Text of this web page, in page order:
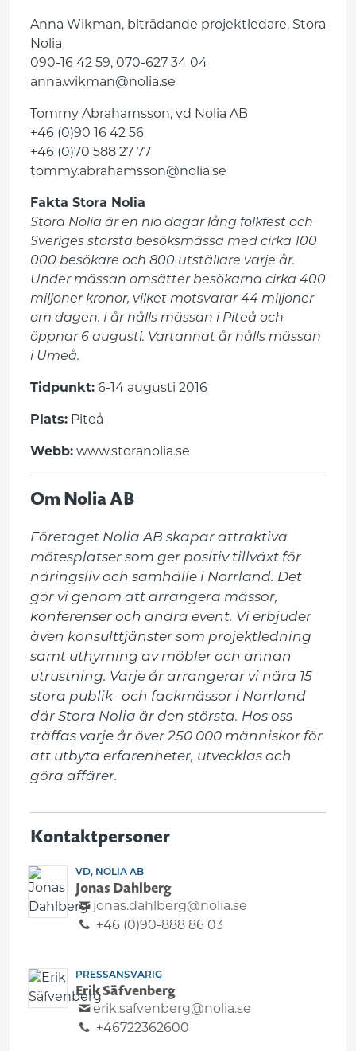
Anna Wikman, biträdande projektledare, Stora
Nolia
090-16 42 59, 070-627 34 04
anna.wikman@nolia.se
Tommy Abrahamsson, vd Nolia AB
+46 (0)90 16 42 56
+46 (0)70 588 27 77
tommy.abrahamsson@nolia.se
Fakta Stora Nolia
Stora Nolia är en nio dagar lång folkfest och
Sveriges största besöksmässa med cirka 100
000 besökare och 800 utställare varje år.
Under mässan omsätter besökarna cirka 400
miljoner kronor, vilket motsvarar 44 miljoner
om dagen. I år hålls mässan i Piteå och
öppnar 6 augusti. Vartannat år hålls mässan
i Umeå.
Tidpunkt: 6-14 augusti 2016
Plats: Piteå
Webb: www.storanolia.se
Om Nolia AB
Företaget Nolia AB skapar attraktiva
mötesplatser som ger positiv tillväxt för
näringsliv och samhälle i Norrland. Det
gör vi genom att arrangera mässor,
konferenser och andra event. Vi erbjuder
även konsulttjänster som projektledning
samt uthyrning av möbler och annan
utrustning. Varje år arrangerar vi nära 15
stora publik- och fackmässor i Norrland
där Stora Nolia är den största. Hos oss
träffas varje år över 250 000 människor för
att utbyta erfarenheter, utvecklas och
göra affärer.
Kontaktpersoner
VD, NOLIA AB
Jonas Dahlberg
jonas.dahlberg@nolia.se
+46 (0)90-888 86 03
PRESSANSVARIG
Erik Säfvenberg
erik.safvenberg@nolia.se
+46722362600